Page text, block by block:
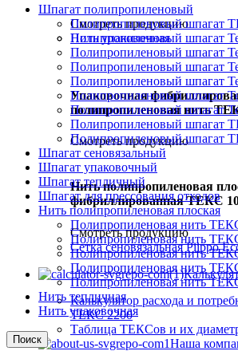
Смотреть продукцию
Нить упаковочная
Упаковочная
полипропиленовая нить
Смотреть продукцию
Нить полипропиленовая
фибриллированная ТЕКС
Смотреть продукцию
Сетка сеновязальная Piippo
Калькулятор расхода и
ТЕКС 2200
Таблица ТЕКСов и их
Наша
Шпагат полипропиленовый
Полипропиленовый шпагат
Полипропиленовый шпагат
Полипропиленовый шпагат
Полипропиленовый шпагат
Полипропиленовый шпагат
Полипропиленовый шпагат
Полипропиленовый шпагат
Полипропиленовый шпагат
Полипропиленовый шпагат
Шпагат сеновязальный
Шпагат упаковочный
Шпагат тепличный
Шпагат для прессования отходов
Нить полипропиленовая плоская
Полипропиленовая нить
Полипропиленовая нить
Полипропиленовая нить
Полипропиленовая нить
Полипропиленовая нить
Нить тепличная
Нить упаковочная
Поиск